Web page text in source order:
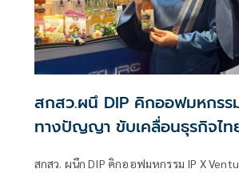
สกสว.ผนึ DIP คิกออฟมหกร
ทางปัญญา ขับเคลื่อนธุรกิจไ
สกสว. ผนึก DIP คิกออฟมหกรรม IP X Venture Rise Thailand